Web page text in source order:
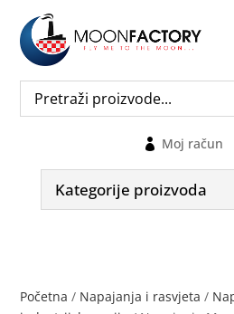
Moj račun
Kategorije proizvoda
Početna / Napajanja i rasvjeta /